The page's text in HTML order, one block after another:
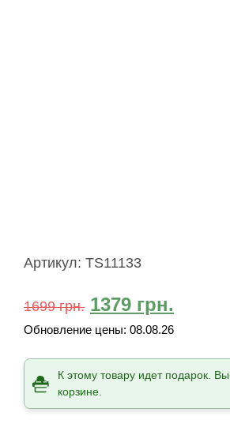
Артикул: TS11133
1699грн. 1379 грн.
Обновление цены: 08.08.26
К этому товару идет подарок.
корзине.